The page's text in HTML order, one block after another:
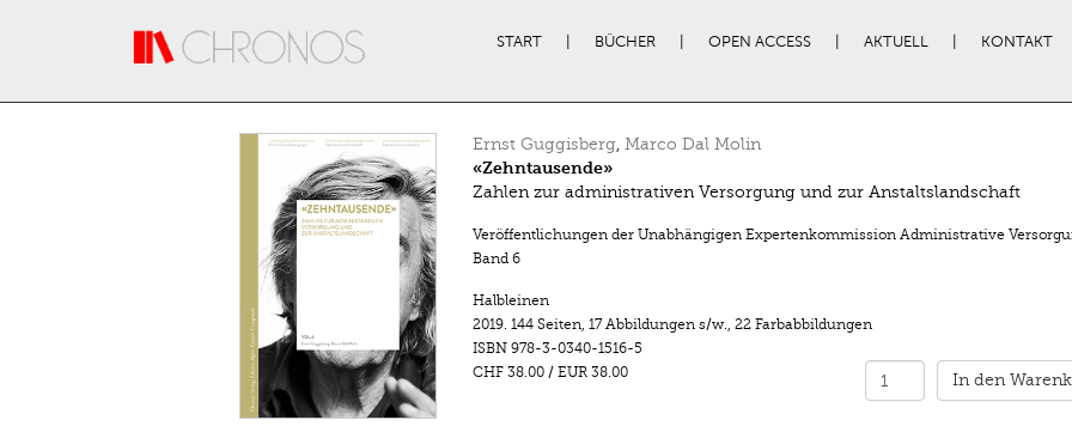
START BÜCHER OPEN ACCESS AKTUELL KONTAKT
Ernst Guggisberg, Marco Dal Molin
«Zehntausende»
Zahlen zur administrativen Versorgung und zur Anstaltslandschaft
Veröffentlichungen der Unabhängigen Expertenkommission Administrative
Band 6
Halbleinen
2019. 144 Seiten, 17 Abbildungen s/w., 22 Farbabbildungen
ISBN 978-3-0340-1516-5
CHF 38.00/ EUR 38.00 In den